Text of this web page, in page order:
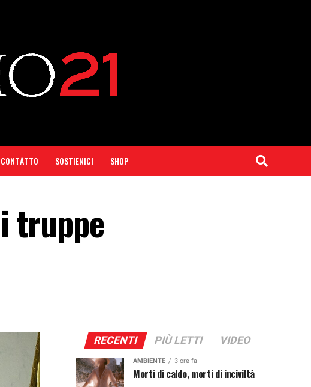
CONTATTO SOSTIENICI SHOP
truppe
RECENTI PIÙ LETTI VIDEO
AMBIENTE 3 ore fa
Morti di caldo, morti di inciviltà